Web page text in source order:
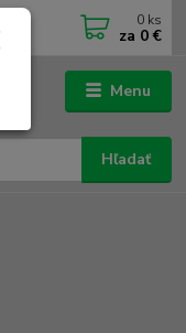
Menu
Hľadať
0 ks
za 0 €